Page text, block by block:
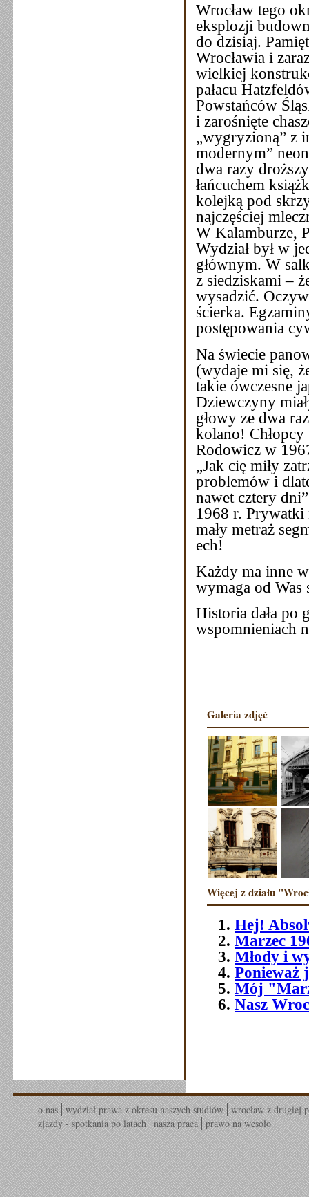
Wrocław tego
eksplozji
do dzisiaj.
Wrocławia i
wielkiej
pałacu
Powstańców
i zarośnięte
„wygryzioną” z
modernym”
dwa razy
łańcuchem
kolejką pod
najczęściej
W Kalamburze,
Wydział był w
głównym. W
z siedziskami –
wysadzić.
ścierka.
postępowania
Na świecie
(wydaje mi się,
takie ówczesne
Dziewczyny
głowy ze dwa
kolano! Chłopcy
Rodowicz w
„Jak cię miły
problemów i
nawet cztery
1968 r. Prywatki
mały metraż
ech!
Każdy ma inne
wymaga od Was
Historia dała po
wspomnieniach
Galeria zdjęć
Więcej z działu
Hej!
Marzec
Młody i
Ponieważ
Mój
Nasz
o nas wydział prawa z okresu naszych studiów wrocław z drugiej
zjazdy - spotkania po latach nasza praca prawo na wesoło